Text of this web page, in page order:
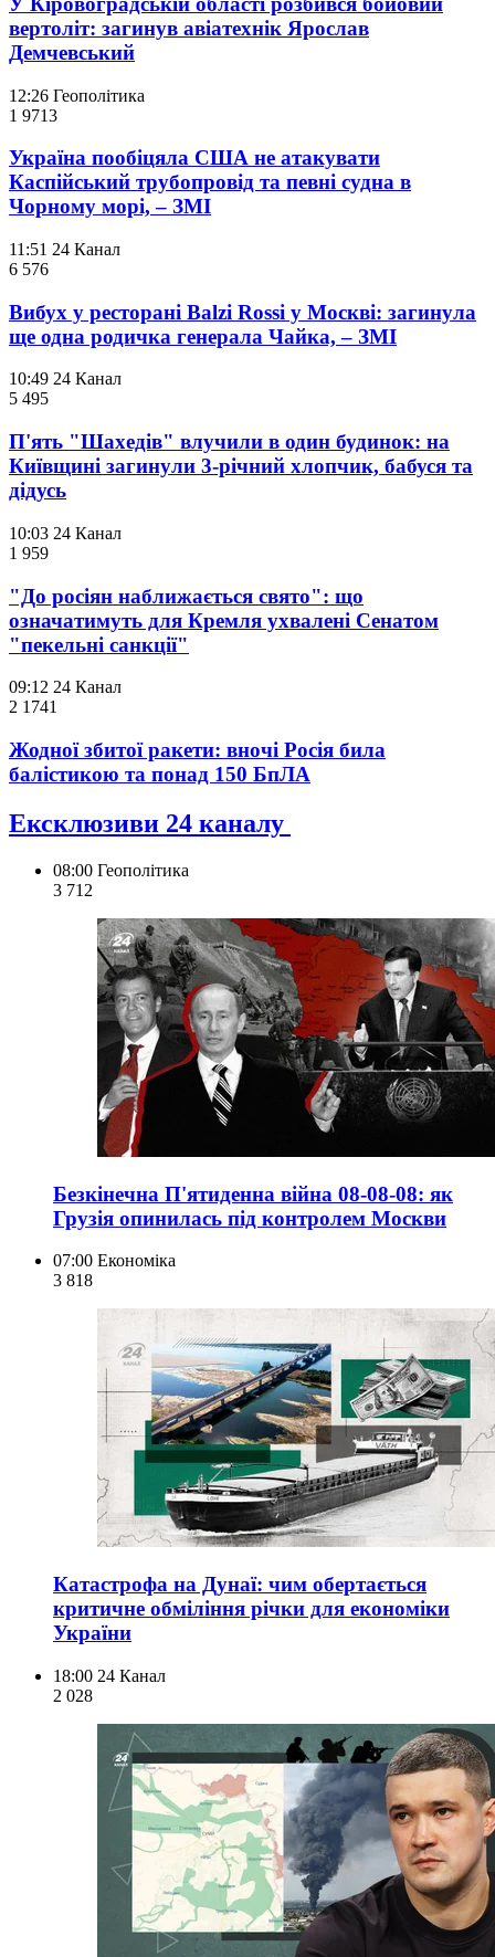
вертоліт: загинув авіатехнік Ярослав
Демчевський
12:26 Геополітика
1 9713
Україна пообіцяла США не атакувати
Каспійський трубопровід та певні судна в
Чорному морі, – ЗМІ
11:51 24 Канал
6 576
Вибух у ресторані Balzi Rossi у Москві: загинула
ще одна родичка генерала Чайка, – ЗМІ
10:49 24 Канал
5 495
П'ять "Шахедів" влучили в один будинок: на
Київщині загинули 3-річний хлопчик, бабуся та
дідусь
10:03 24 Канал
1 959
"До росіян наближається свято": що
означатимуть для Кремля ухвалені Сенатом
"пекельні санкції"
09:12 24 Канал
2 1741
Жодної збитої ракети: вночі Росія била
балістикою та понад 150 БпЛА
Ексклюзиви 24 каналу
08:00 Геополітика
3 712
Безкінечна П'ятиденна війна 08-08-08: як
Грузія опинилась під контролем Москви
07:00 Економіка
3 818
Катастрофа на Дунаї: чим обертається
критичне обміління річки для економіки
України
18:00 24 Канал
2 028